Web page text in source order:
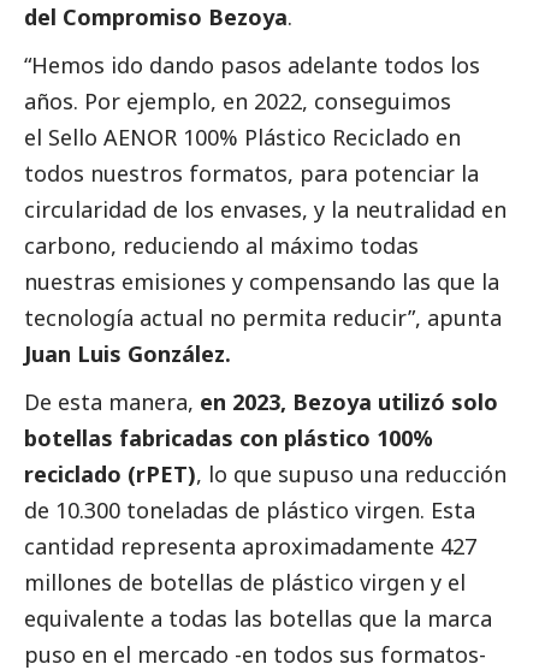
del Compromiso Bezoya.
“Hemos ido dando pasos adelante todos los
años. Por ejemplo, en 2022, conseguimos
el Sello AENOR 100% Plástico Reciclado en
todos nuestros formatos, para potenciar la
circularidad de los envases, y la neutralidad en
carbono, reduciendo al máximo todas
nuestras emisiones y compensando las que la
tecnología actual no permita reducir”, apunta
Juan Luis González.
De esta manera, en 2023, Bezoya utilizó solo
botellas fabricadas con plástico 100%
reciclado (rPET), lo que supuso una reducción
de 10.300 toneladas de plástico virgen. Esta
cantidad representa aproximadamente 427
millones de botellas de plástico virgen y el
equivalente a todas las botellas que la marca
puso en el mercado -en todos sus formatos-